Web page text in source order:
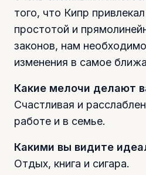
того, что Кипр
простотой и
законов, нам
изменения в самое
Какие мелочи делают
Счастливая и
работе и в семье.
Какими вы видите
Отдых, книга и сигара.